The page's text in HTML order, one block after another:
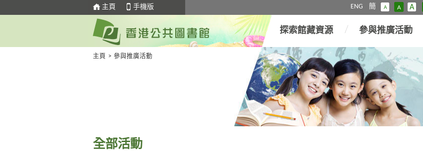
主頁 手機版 ENG 簡 A A A
探索館藏資源 參與推廣活動
主頁 > 參與推廣活動
全部活動